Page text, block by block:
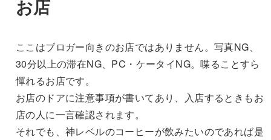
お店
ここはブロガー向きのお店ではありません。写真NG、
30分以上の滞在NG、PC・ケータイNG。喋ることすら
憚れるお店です。
お店のドアに注意事項が書いてあり、入店するときもお
店の人に一言確認されます。
それでも、神レベルのコーヒーが飲みたいのであれば是